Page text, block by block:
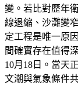
變。若比對歷年
線退縮、沙灘變
定工程是唯一原
間確實存在值得
10月18日。當天
文潮與氣象條件